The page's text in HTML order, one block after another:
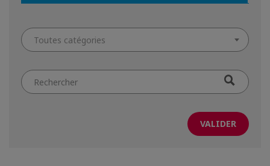
Toutes catégories
Filtrer
par
mot-